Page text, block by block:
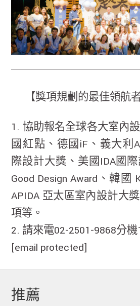
【獎項規劃的最佳領航
1. 協助報名全球各大室內
國紅點、德國iF、義大利
際設計大獎、美國IDA國
Good Design Award、韓國
APIDA 亞太區室內設計大
項等。
2. 請來電02-2501-9868分
[email protected]
推薦